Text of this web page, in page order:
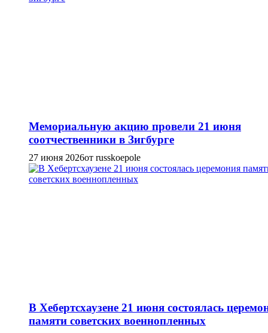
Мемориальную акцию провели 21 июня
соотчественники в Зигбурге
27 июня 2026от russkoepole
В Хебертсхаузене 21 июня состоялась
памяти советских военнопленных